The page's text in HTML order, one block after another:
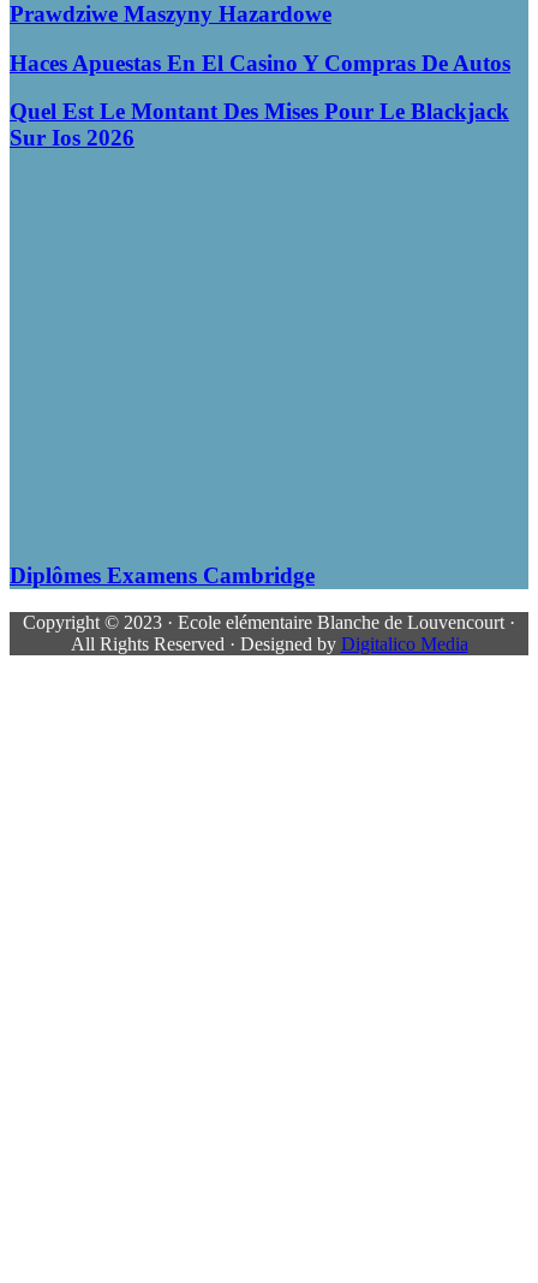
Prawdziwe Maszyny Hazardowe
Haces Apuestas En El Casino Y Compras De Autos
Quel Est Le Montant Des Mises Pour Le Blackjack
Sur Ios 2026
Diplômes Examens Cambridge
Copyright © 2023 · Ecole elémentaire Blanche de Louvencourt ·
All Rights Reserved · Designed by Digitalico Media